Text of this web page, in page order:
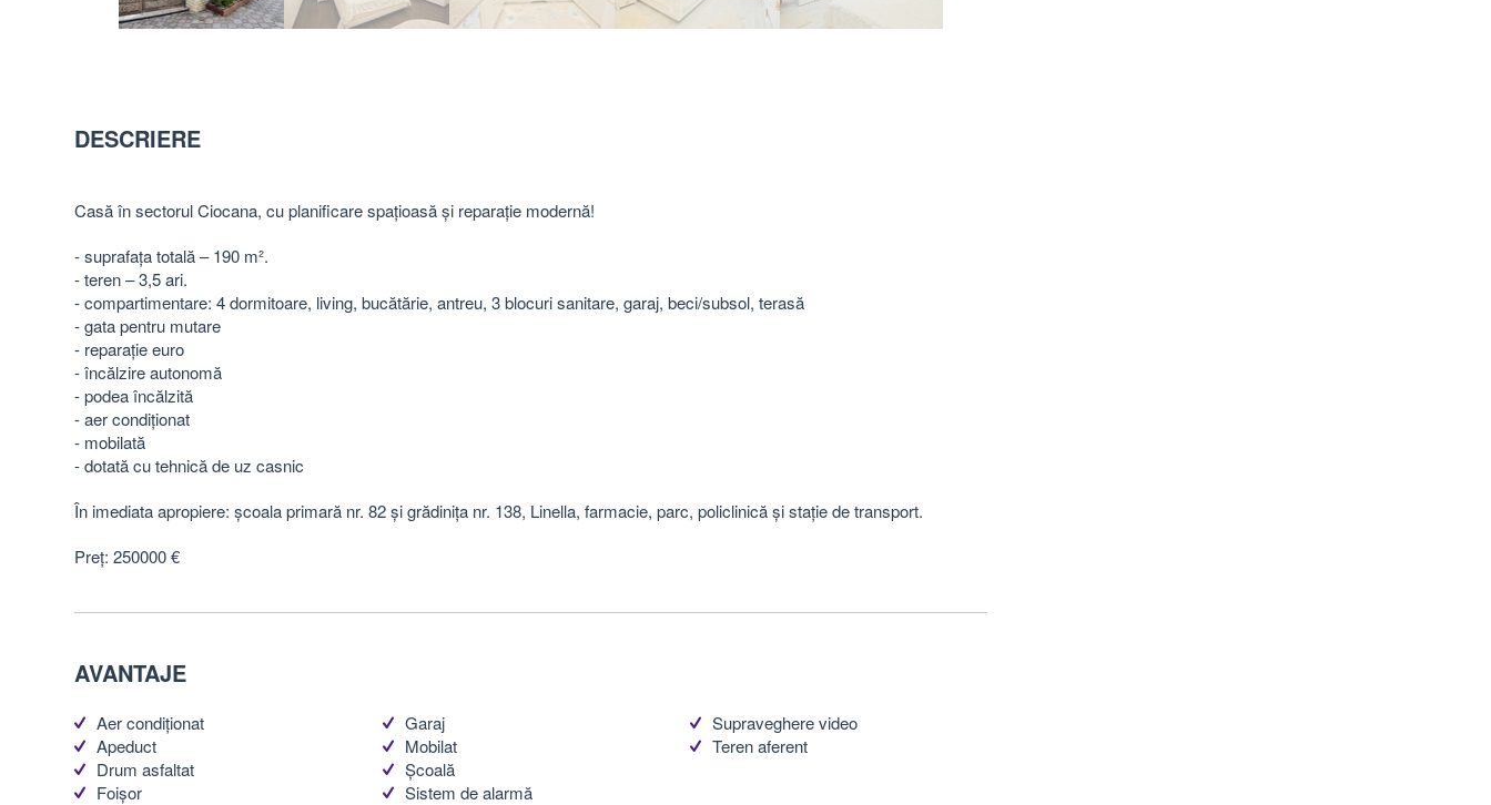
DESCRIERE
Casă în sectorul Ciocana, cu planificare spațioasă și reparație modernă!
- suprafața totală – 190 m².
- teren – 3,5 ari.
- compartimentare: 4 dormitoare, living, bucătărie, antreu, 3 blocuri sanitare, garaj, beci/subsol, terasă
- gata pentru mutare
- reparație euro
- încălzire autonomă
- podea încălzită
- aer condiționat
- mobilată
- dotată cu tehnică de uz casnic
În imediata apropiere: școala primară nr. 82 și grădinița nr. 138, Linella, farmacie, parc, policlinică și stație de transport.
Preț: 250000 €
AVANTAJE
Aer condiționat
Apeduct
Drum asfaltat
Foișor
Garaj
Mobilat
Școală
Sistem de alarmă
Supraveghere video
Teren aferent